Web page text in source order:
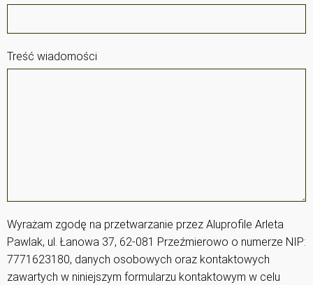
Treść wiadomości
Wyrażam zgodę na przetwarzanie przez Aluprofile Arleta
Pawlak, ul. Łanowa 37, 62-081 Przeźmierowo o numerze NIP:
7771623180, danych osobowych oraz kontaktowych
zawartych w niniejszym formularzu kontaktowym w celu